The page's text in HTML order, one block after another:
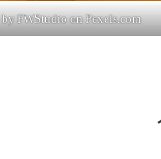
by FWStudio onPexels.com